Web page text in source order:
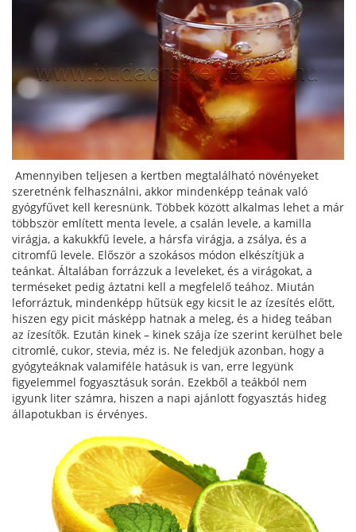
Amennyiben teljesen a kertben megtalálható növényeket
szeretnénk felhasználni, akkor mindenképp teának való
gyógyfűvet kell keresnünk. Többek között alkalmas lehet a már
többször említett menta levele, a csalán levele, a kamilla
virágja, a kakukkfű levele, a hársfa virágja, a zsálya, és a
citromfű levele. Először a szokásos módon elkészítjük a
teánkat. Általában forrázzuk a leveleket, és a virágokat, a
terméseket pedig áztatni kell a megfelelő teához. Miután
leforráztuk, mindenképp hűtsük egy kicsit le az ízesítés előtt,
hiszen egy picit másképp hatnak a meleg, és a hideg teában
az ízesítők. Ezután kinek – kinek szája íze szerint kerülhet bele
citromlé, cukor, stevia, méz is. Ne feledjük azonban, hogy a
gyógyteáknak valamiféle hatásuk is van, erre legyünk
figyelemmel fogyasztásuk során. Ezekből a teákból nem
igyunk liter számra, hiszen a napi ajánlott fogyasztás hideg
állapotukban is érvényes.